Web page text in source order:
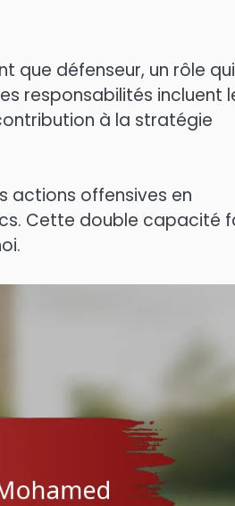
que défenseur, un rôle qui
responsabilités incluent
à la stratégie
actions offensives en
Cette double capacité